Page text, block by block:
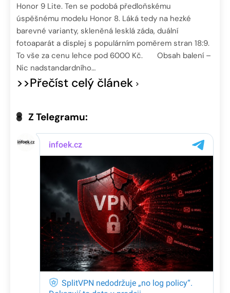
Honor 9 Lite. Ten se podobá předloňskému
úspěšnému modelu Honor 8. Láká tedy na hezké
barevné varianty, skleněná lesklá záda, duální
fotoaparát a displej s populárním poměrem stran 18:9.
To vše za cenu lehce pod 6000 Kč. Obsah balení –
Nic nadstandardního…
>>Přečíst celý článek
Z Telegramu: